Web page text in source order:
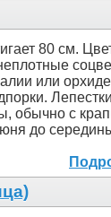
80 см.
или
обычно с
до